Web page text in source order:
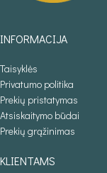
INFORMACIJA
Taisyklės
Privatumo politika
Prekių pristatymas
Atsiskaitymo būdai
Prekių grąžinimas
KLIENTAMS